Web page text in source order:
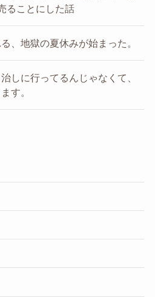
ることにした話
、地獄の夏休みが始まった。
しに行ってるんじゃなくて、
す。